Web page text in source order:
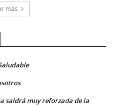
más
saldrá muy reforzada de la